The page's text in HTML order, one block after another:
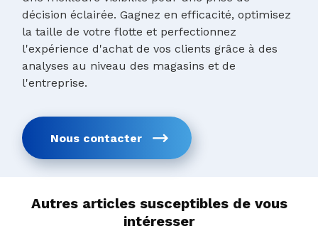
décision éclairée. Gagnez en efficacité, optimisez
la taille de votre flotte et perfectionnez
l'expérience d'achat de vos clients grâce à des
analyses au niveau des magasins et de
l'entreprise.
Nous contacter
Autres articles susceptibles de vous
intéresser